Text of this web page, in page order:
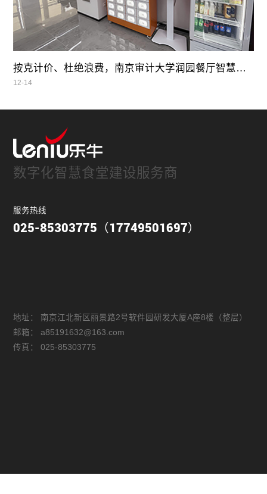
按克计价、杜绝浪费，南京审计大学润园餐厅智慧自助餐
12-14
数字化智慧食堂建设服务商
服务热线
025-85303775（17749501697）
地址：
南京江北新区丽景路2号软件园研发大厦A座8楼（整层）
邮箱：
a85191632@163.com
传真：
025-85303775